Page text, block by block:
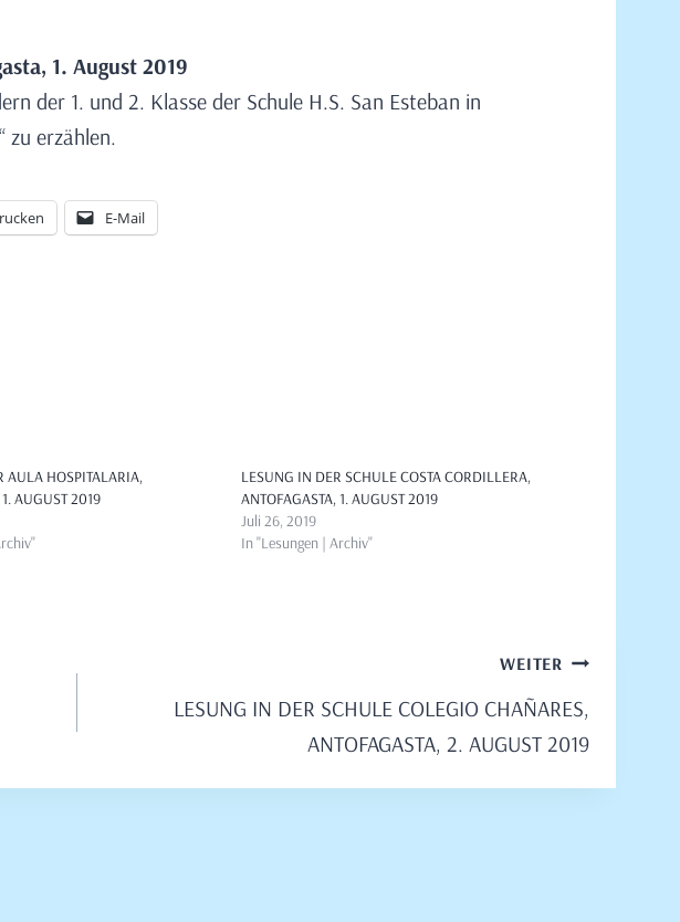
1. August 2019
der 1. und 2. Klasse der Schule H.S. San Esteban in
zu erzählen.
E-Mail
AULA HOSPITALARIA,
AUGUST 2019
LESUNG IN DER SCHULE COSTA CORDILLERA,
ANTOFAGASTA, 1. AUGUST 2019
Juli 26, 2019
In "Lesungen | Archiv"
WEITER
LESUNG IN DER SCHULE COLEGIO CHAÑARES,
ANTOFAGASTA, 2. AUGUST 2019